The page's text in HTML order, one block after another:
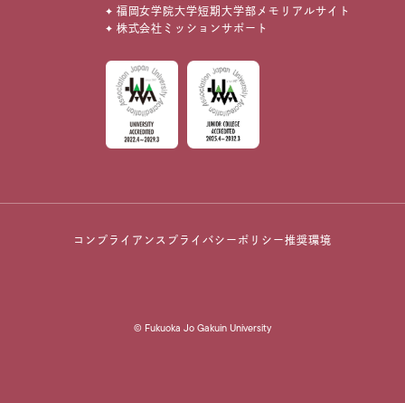
福岡女学院大学短期大学部メモリアルサイト
株式会社ミッションサポート
コンプライアンス プライバシーポリシー推奨環境
© Fukuoka Jo Gakuin University